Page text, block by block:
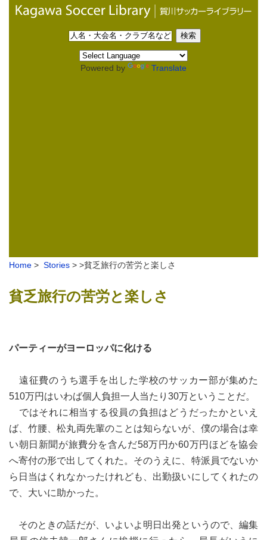
Powered by Translate
Home > Stories > >貧乏旅行の苦労と楽しさ
貧乏旅行の苦労と楽しさ
パーティーがヨーロッパに化ける
遠征費のうち選手を出した学校のサッカー部が集めた
510万円はいわば個人負担一人当たり30万ということだ。
ではそれに相当する役員の負担はどうだったかといえ
ば、竹腰、松丸両先輩のことは知らないが、僕の場合は幸
い朝日新聞が旅費分を含んだ58万円か60万円ほどを協会
へ寄付の形で出してくれた。そのうえに、特派員でないか
ら日当はくれなかったけれども、出勤扱いにしてくれたの
で、大いに助かった。
そのときの話だが、いよいよ明日出発というので、編集